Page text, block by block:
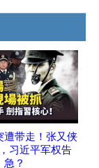
遭带走！张又侠
习近平军权告
急？